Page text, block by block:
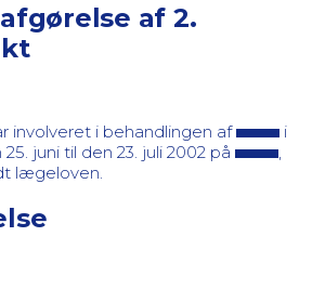
af 2.
involveret i behandlingen af
i
juni til den 23. juli 2002 på
lægeloven.